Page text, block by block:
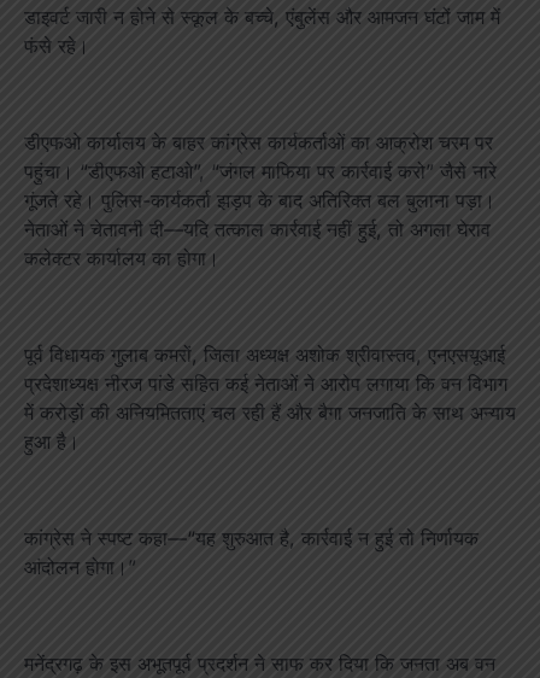
डाइवर्ट जारी न होने से स्कूल के बच्चे, एंबुलेंस और आमजन घंटों जाम में
फंसे रहे।
डीएफओ कार्यालय के बाहर कांग्रेस कार्यकर्ताओं का आक्रोश चरम पर
पहुंचा। “डीएफओ हटाओ”, “जंगल माफिया पर कार्रवाई करो” जैसे नारे
गूंजते रहे। पुलिस-कार्यकर्ता झड़प के बाद अतिरिक्त बल बुलाना पड़ा।
नेताओं ने चेतावनी दी—यदि तत्काल कार्रवाई नहीं हुई, तो अगला घेराव
कलेक्टर कार्यालय का होगा।
पूर्व विधायक गुलाब कमरों, जिला अध्यक्ष अशोक श्रीवास्तव, एनएसयूआई
प्रदेशाध्यक्ष नीरज पांडे सहित कई नेताओं ने आरोप लगाया कि वन विभाग
में करोड़ों की अनियमितताएं चल रही हैं और बैगा जनजाति के साथ अन्याय
हुआ है।
कांग्रेस ने स्पष्ट कहा—“यह शुरुआत है, कार्रवाई न हुई तो निर्णायक
आंदोलन होगा।”
मनेंद्रगढ़ के इस अभूतपूर्व प्रदर्शन ने साफ कर दिया कि जनता अब वन